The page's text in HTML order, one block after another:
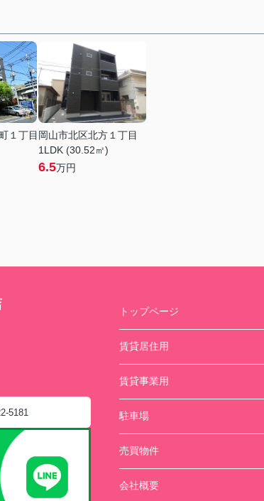
１丁目 岡山市北区北方１丁目
1LDK (30.52㎡)
6.5万円
5181
トップページ
賃貸居住用
賃貸事業用
駐車場
売買物件
会社概要